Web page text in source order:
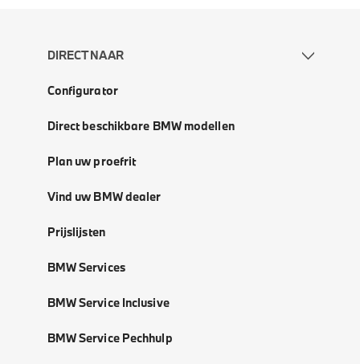
DIRECT NAAR
Configurator
Direct beschikbare BMW modellen
Plan uw proefrit
Vind uw BMW dealer
Prijslijsten
BMW Services
BMW Service Inclusive
BMW Service Pechhulp